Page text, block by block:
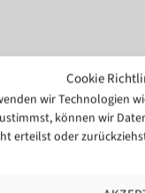
Cookie
wir Technologien
können wir
erteilst oder